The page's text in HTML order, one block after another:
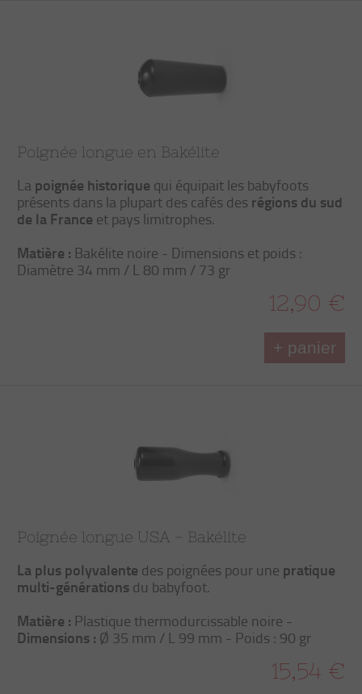
Poignée longue en Bakélite
La poignée historique qui équipait les babyfoots
présents dans la plupart des cafés des régions du sud
de la France et pays limitrophes.
Matière : Bakélite noire - Dimensions et poids :
Diamètre 34 mm / L 80 mm / 73 gr
12,90 €
+ panier
Poignée longue USA - Bakélite
La plus polyvalente des poignées pour une pratique
multi-générations du babyfoot.
Matière : Plastique thermodurcissable noire -
Dimensions : Ø 35 mm / L 99 mm - Poids : 90 gr
15,54 €